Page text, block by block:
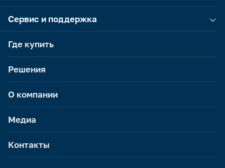
Сервис и поддержка
Где купить
Решения
О компании
Медиа
Контакты